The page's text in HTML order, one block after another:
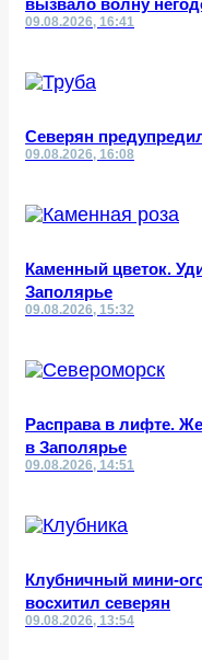
вызвало волну
09.08.2026, 16:41
Северян
09.08.2026, 16:08
Каменный цветок.
Заполярье
09.08.2026, 15:32
Расправа в лифте.
в Заполярье
09.08.2026, 14:51
Клубничный мини-
восхитил северян
09.08.2026, 13:54